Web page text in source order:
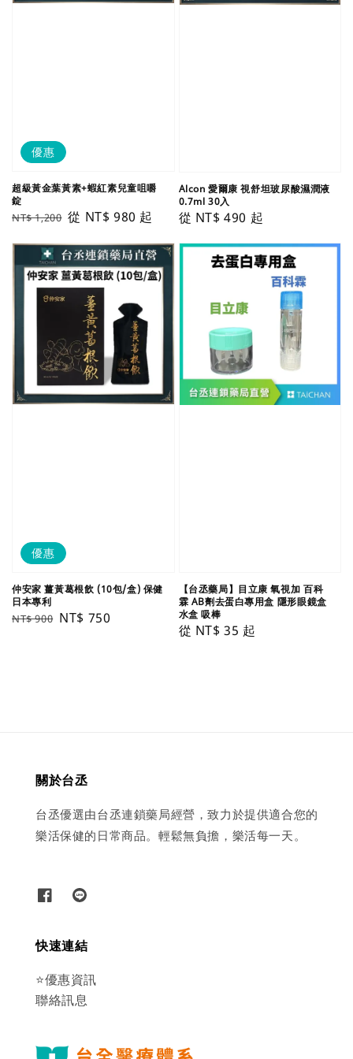
優惠
超級黃金葉黃素+蝦紅素兒童咀嚼
錠
Regular
NT$ 1,200 Sale
從 NT$ 980 起
Alcon 愛爾康 視舒坦玻尿酸濕潤液
0.7ml 30入
Regular
從 NT$ 490 起
優惠
仲安家 薑黃葛根飲 (10包/盒) 保健
日本專利
Regular
NT$ 900 Sale
NT$ 750
【台丞藥局】目立康 氧視加 百科
霖 AB劑去蛋白專用盒 隱形眼鏡盒
水盒 吸棒
Regular
從 NT$ 35 起
關於台丞
台丞優選由台丞連鎖藥局經營，致力於提供適合您的
樂活保健的日常商品。輕鬆無負擔，樂活每一天。
快速連結
⭐優惠資訊
聯絡訊息